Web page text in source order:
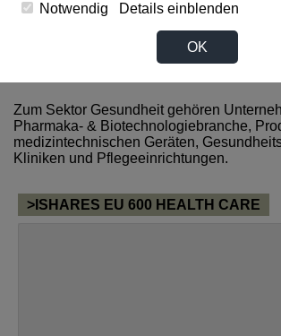
Notwendig
Details einblenden
OK
News zum Sektor
aus Dschibuti
Zum Sektor Gesundheit gehören
Pharmaka- & Biotechnologiebranche,
medizintechnischen Geräten,
Kliniken und Pflegeeinrichtungen.
>ISHARES EU 600 HEALTH CARE